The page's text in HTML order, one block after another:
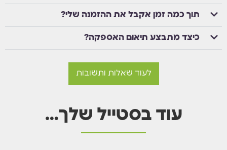
תוך כמה זמן אקבל את ההזמנה שלי?
כיצד מתבצע תיאום האספקה?
לעוד שאלות ותשובות
עוד בסטייל שלך…